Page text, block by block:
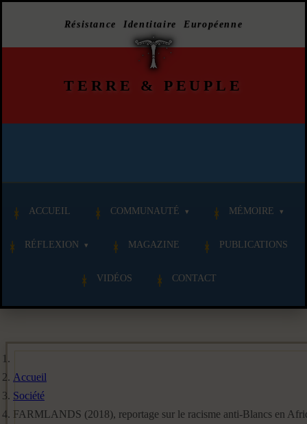
Résistance Identitaire Européenne
TERRE & PEUPLE
ACCUEIL COMMUNAUTÉ MÉMOIRE
RÉFLEXION MAGAZINE PUBLICATIONS
VIDÉOS CONTACT
Accueil
Société
FARMLANDS (2018), reportage sur le racisme anti-Blancs en